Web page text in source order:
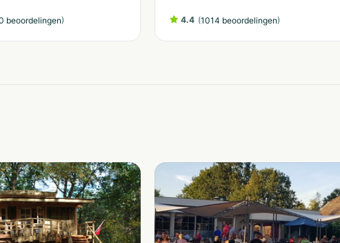
beoordelingen) 4.4 (1014 beoordelingen)